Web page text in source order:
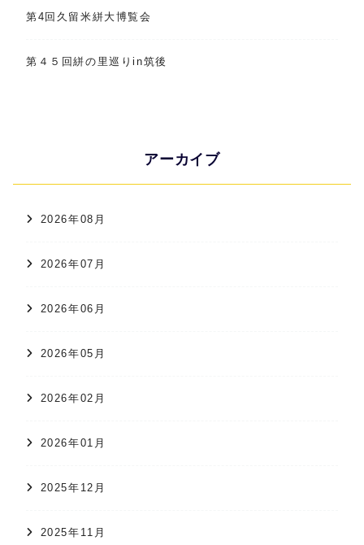
第4回久留米絣大博覧会
第４５回絣の里巡りin筑後
アーカイブ
2026年08月
2026年07月
2026年06月
2026年05月
2026年02月
2026年01月
2025年12月
2025年11月